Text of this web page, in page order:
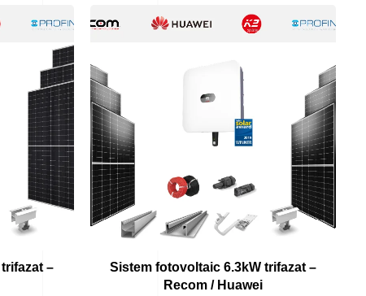
–
Sistem fotovoltaic 6.3kW trifazat –
Recom / Huawei